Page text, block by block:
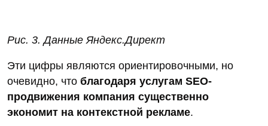
запросы: «заказать суши», «купить суши»,
«доставка суши». Конечно, в реальных кампаниях
список ключевых слов гораздо шире.
По нашим расчетам, на контекстную рекламу для
привлечения такого количества посетителей